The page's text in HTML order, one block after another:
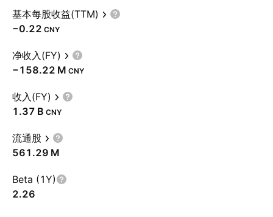
基本每股收益(TTM)
−0.22 CNY
净收入(FY)
‪−158.22 M‬ CNY
收入(FY)
‪1.37 B‬ CNY
流通股
‪561.29 M‬
Beta (1Y)
2.26